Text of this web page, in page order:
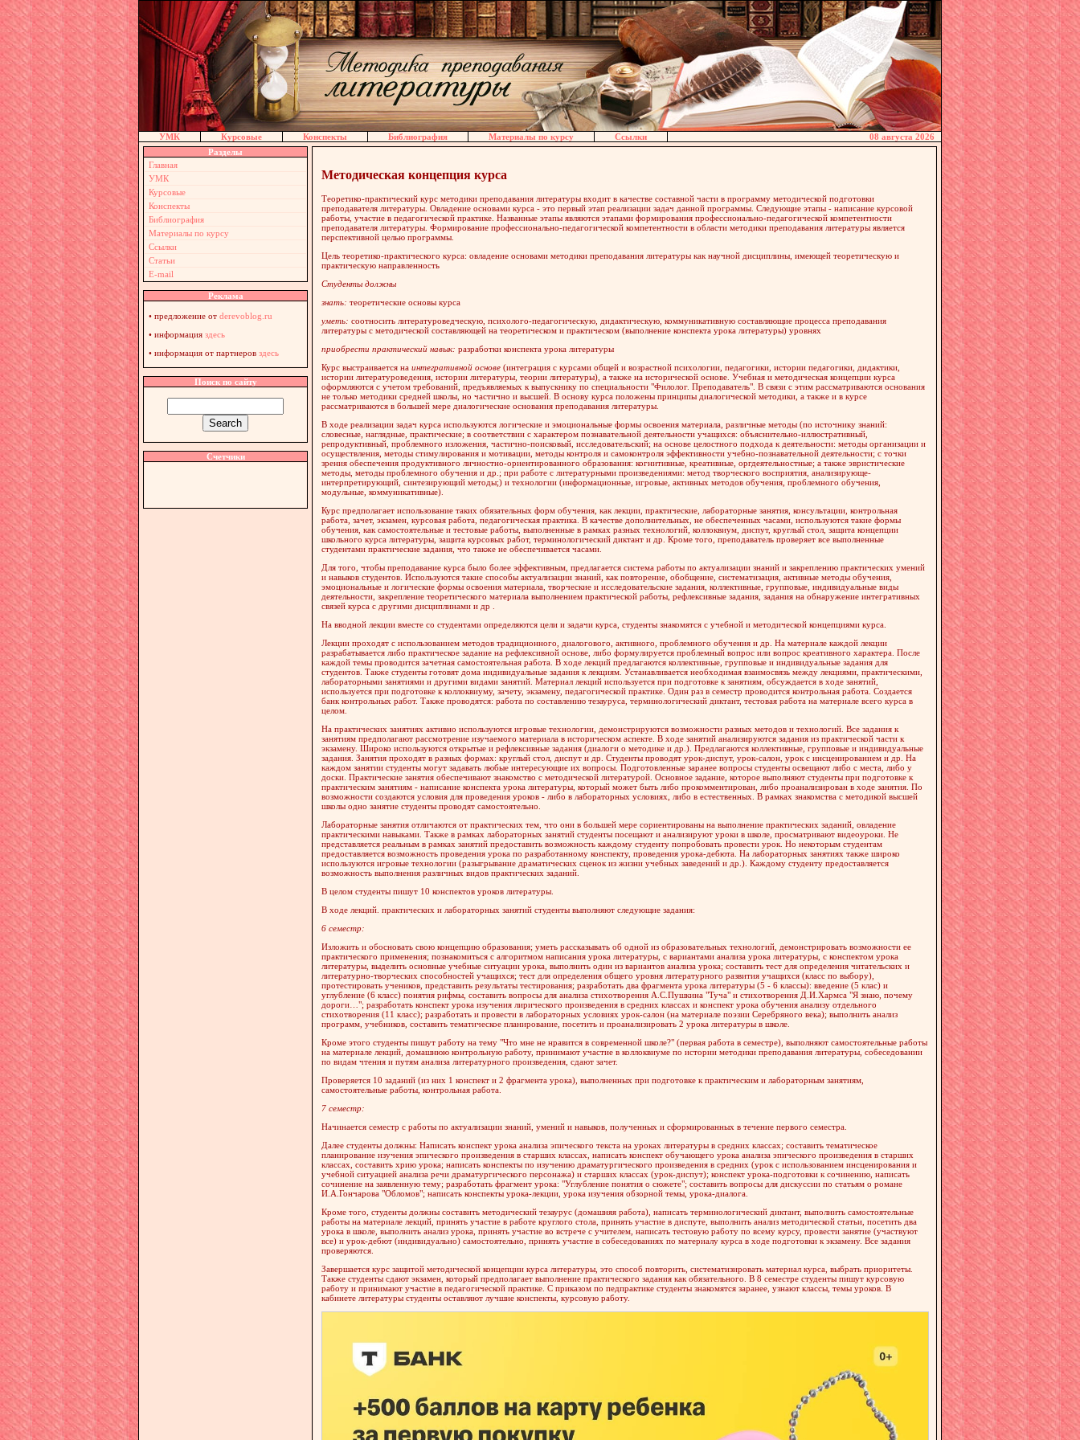
УМК Курсовые Конспекты Библиография Материалы по курсу Ссылки
08 августа 2026
Разделы
Главная
УМК
Курсовые
Конспекты
Библиография
Материалы по курсу
Ссылки
Статьи
E-mail
Реклама
• предложение от derevoblog.ru
• информация здесь
• информация от партнеров здесь
Поиск по сайту
Счетчики
Методическая концепция курса
Теоретико-практический курс методики преподавания литературы входит в качестве составной части в программу методической подготовки
преподавателя литературы. Овладение основами курса - это первый этап реализации задач данной программы. Следующие этапы - написание курсовой
работы, участие в педагогической практике. Названные этапы являются этапами формирования профессионально-педагогической компетентности
преподавателя литературы. Формирование профессионально-педагогической компетентности в области методики преподавания литературы является
перспективной целью программы.
Цель теоретико-практического курса: овладение основами методики преподавания литературы как научной дисциплины, имеющей теоретическую и
практическую направленность
Студенты должны
знать: теоретические основы курса
уметь: соотносить литературоведческую, психолого-педагогическую, дидактическую, коммуникативную составляющие процесса преподавания
литературы с методической составляющей на теоретическом и практическом (выполнение конспекта урока литературы) уровнях
приобрести практический навык: разработки конспекта урока литературы
Курс выстраивается на интегративной основе (интеграция с курсами общей и возрастной психологии, педагогики, истории педагогики, дидактики,
истории литературоведения, истории литературы, теории литературы), а также на исторической основе. Учебная и методическая концепции курса
оформляются с учетом требований, предъявляемых к выпускнику по специальности "Филолог. Преподаватель". В связи с этим рассматриваются основания
не только методики средней школы, но частично и высшей. В основу курса положены принципы диалогической методики, а также и в курсе
рассматриваются в большей мере диалогические основания преподавания литературы.
В ходе реализации задач курса используются логические и эмоциональные формы освоения материала, различные методы (по источнику знаний:
словесные, наглядные, практические; в соответствии с характером познавательной деятельности учащихся: объяснительно-иллюстративный,
репродуктивный, проблемного изложения, частично-поисковый, исследовательский; на основе целостного подхода к деятельности: методы организации и
осуществления, методы стимулирования и мотивации, методы контроля и самоконтроля эффективности учебно-познавательной деятельности; с точки
зрения обеспечения продуктивного личностно-ориентированного образования: когнитивные, креативные, оргдеятельностные; а также эвристические
методы, методы проблемного обучения и др.; при работе с литературными произведениями: метод творческого восприятия, анализирующе-
интерпретирующий, синтезирующий методы;) и технологии (информационные, игровые, активных методов обучения, проблемного обучения,
модульные, коммуникативные).
Курс предполагает использование таких обязательных форм обучения, как лекции, практические, лабораторные занятия, консультации, контрольная
работа, зачет, экзамен, курсовая работа, педагогическая практика. В качестве дополнительных, не обеспеченных часами, используются такие формы
обучения, как самостоятельные и тестовые работы, выполненные в рамках разных технологий, коллоквиум, диспут, круглый стол, защита концепции
школьного курса литературы, защита курсовых работ, терминологический диктант и др. Кроме того, преподаватель проверяет все выполненные
студентами практические задания, что также не обеспечивается часами.
Для того, чтобы преподавание курса было более эффективным, предлагается система работы по актуализации знаний и закреплению практических умений
и навыков студентов. Используются такие способы актуализации знаний, как повторение, обобщение, систематизация, активные методы обучения,
эмоциональные и логические формы освоения материала, творческие и исследовательские задания, коллективные, групповые, индивидуальные виды
деятельности, закрепление теоретического материала выполнением практической работы, рефлексивные задания, задания на обнаружение интегративных
связей курса с другими дисциплинами и др .
На вводной лекции вместе со студентами определяются цели и задачи курса, студенты знакомятся с учебной и методической концепциями курса.
Лекции проходят с использованием методов традиционного, диалогового, активного, проблемного обучения и др. На материале каждой лекции
разрабатывается либо практическое задание на рефлексивной основе, либо формулируется проблемный вопрос или вопрос креативного характера. После
каждой темы проводится зачетная самостоятельная работа. В ходе лекций предлагаются коллективные, групповые и индивидуальные задания для
студентов. Также студенты готовят дома индивидуальные задания к лекциям. Устанавливается необходимая взаимосвязь между лекциями, практическими,
лабораторными занятиями и другими видами занятий. Материал лекций используется при подготовке к занятиям, обсуждается в ходе занятий,
используется при подготовке к коллоквиуму, зачету, экзамену, педагогической практике. Один раз в семестр проводится контрольная работа. Создается
банк контрольных работ. Также проводятся: работа по составлению тезауруса, терминологический диктант, тестовая работа на материале всего курса в
целом.
На практических занятиях активно используются игровые технологии, демонстрируются возможности разных методов и технологий. Все задания к
занятиям предполагают рассмотрение изучаемого материала в историческом аспекте. В ходе занятий анализируются задания из практической части к
экзамену. Широко используются открытые и рефлексивные задания (диалоги о методике и др.). Предлагаются коллективные, групповые и индивидуальные
задания. Занятия проходят в разных формах: круглый стол, диспут и др. Студенты проводят урок-диспут, урок-салон, урок с инсценированием и др. На
каждом занятии студенты могут задавать любые интересующие их вопросы. Подготовленные заранее вопросы студенты освещают либо с места, либо у
доски. Практические занятия обеспечивают знакомство с методической литературой. Основное задание, которое выполняют студенты при подготовке к
практическим занятиям - написание конспекта урока литературы, который может быть либо прокомментирован, либо проанализирован в ходе занятия. По
возможности создаются условия для проведения уроков - либо в лабораторных условиях, либо в естественных. В рамках знакомства с методикой высшей
школы одно занятие студенты проводят самостоятельно.
Лабораторные занятия отличаются от практических тем, что они в большей мере сориентированы на выполнение практических заданий, овладение
практическими навыками. Также в рамках лабораторных занятий студенты посещают и анализируют уроки в школе, просматривают видеоуроки. Не
представляется реальным в рамках занятий предоставить возможность каждому студенту попробовать провести урок. Но некоторым студентам
предоставляется возможность проведения урока по разработанному конспекту, проведения урока-дебюта. На лабораторных занятиях также широко
используются игровые технологии (разыгрывание драматических сценок из жизни учебных заведений и др.). Каждому студенту предоставляется
возможность выполнения различных видов практических заданий.
В целом студенты пишут 10 конспектов уроков литературы.
В ходе лекций. практических и лабораторных занятий студенты выполняют следующие задания:
6 семестр:
Изложить и обосновать свою концепцию образования; уметь рассказывать об одной из образовательных технологий, демонстрировать возможности ее
практического применения; познакомиться с алгоритмом написания урока литературы, с вариантами анализа урока литературы, с конспектом урока
литературы, выделить основные учебные ситуации урока, выполнить один из вариантов анализа урока; составить тест для определения читательских и
литературно-творческих способностей учащихся; тест для определения общего уровня литературного развития учащихся (класс по выбору),
протестировать учеников, представить результаты тестирования; разработать два фрагмента урока литературы (5 - 6 классы): введение (5 клас) и
углубление (6 класс) понятия рифмы, составить вопросы для анализа стихотворения А.С.Пушкина "Туча" и стихотворения Д.И.Хармса "Я знаю, почему
дороги…"; разработать конспект урока изучения лирического произведения в средних классах и конспект урока обучения анализу отдельного
стихотворения (11 класс); разработать и провести в лабораторных условиях урок-салон (на материале поэзии Серебряного века); выполнить анализ
программ, учебников, составить тематическое планирование, посетить и проанализировать 2 урока литературы в школе.
Кроме этого студенты пишут работу на тему "Что мне не нравится в современной школе?" (первая работа в семестре), выполняют самостоятельные работы
на материале лекций, домашнюю контрольную работу, принимают участие в коллоквиуме по истории методики преподавания литературы, собеседовании
по видам чтения и путям анализа литературного произведения, сдают зачет.
Проверяется 10 заданий (из них 1 конспект и 2 фрагмента урока), выполненных при подготовке к практическим и лабораторным занятиям,
самостоятельные работы, контрольная работа.
7 семестр:
Начинается семестр с работы по актуализации знаний, умений и навыков, полученных и сформированных в течение первого семестра.
Далее студенты должны: Написать конспект урока анализа эпического текста на уроках литературы в средних классах; составить тематическое
планирование изучения эпического произведения в старших классах, написать конспект обучающего урока анализа эпического произведения в старших
классах, составить хрию урока; написать конспекты по изучению драматургического произведения в средних (урок с использованием инсценирования и
учебной ситуацией анализа речи драматургического персонажа) и старших классах (урок-диспут); конспект урока-подготовки к сочинению, написать
сочинение на заявленную тему; разработать фрагмент урока: "Углубление понятия о сюжете"; составить вопросы для дискуссии по статьям о романе
И.А.Гончарова "Обломов"; написать конспекты урока-лекции, урока изучения обзорной темы, урока-диалога.
Кроме того, студенты должны составить методический тезаурус (домашняя работа), написать терминологический диктант, выполнить самостоятельные
работы на материале лекций, принять участие в работе круглого стола, принять участие в диспуте, выполнить анализ методической статьи, посетить два
урока в школе, выполнить анализ урока, принять участие во встрече с учителем, написать тестовую работу по всему курсу, провести занятие (участвуют
все) и урок-дебют (индивидуально) самостоятельно, принять участие в собеседованиях по материалу курса в ходе подготовки к экзамену. Все задания
проверяются.
Завершается курс защитой методической концепции курса литературы, это способ повторить, систематизировать материал курса, выбрать приоритеты.
Также студенты сдают экзамен, который предполагает выполнение практического задания как обязательного. В 8 семестре студенты пишут курсовую
работу и принимают участие в педагогической практике. С приказом по педпрактике студенты знакомятся заранее, узнают классы, темы уроков. В
кабинете литературы студенты оставляют лучшие конспекты, курсовую работу.